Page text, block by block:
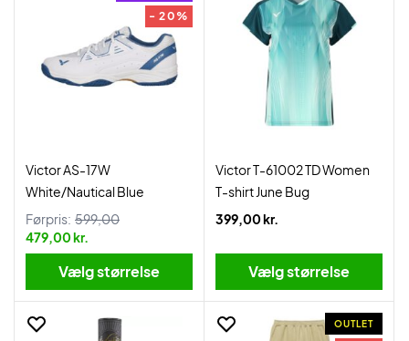
- 20%
Victor AS-17W
White/Nautical Blue
Førpris: 599,00
479,00 kr.
Vælg størrelse
Victor T-61002 TD Women
T-shirt June Bug
399,00 kr.
Vælg størrelse
OUTLET